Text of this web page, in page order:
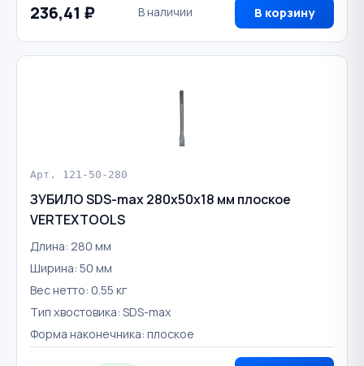
236,41 ₽ В наличии В корзину
Арт. 121-50-280
ЗУБИЛО SDS-max 280х50х18 мм плоское
VERTEXTOOLS
Длина: 280 мм
Ширина: 50 мм
Вес нетто: 0.55 кг
Тип хвостовика: SDS-max
Форма наконечника: плоское